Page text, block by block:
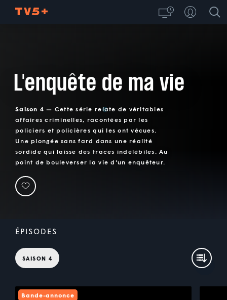
L'enquête de ma vie
Saison 4 — Cette série relate de véritables
affaires criminelles, racontées par les
policiers et policières qui les ont vécues.
Une plongée sans fard dans une réalité
sordide qui laisse des traces indélébiles. Au
point de bouleverser la vie d'un enquêteur.
ÉPISODES
SAISON 4
Bande-annonce